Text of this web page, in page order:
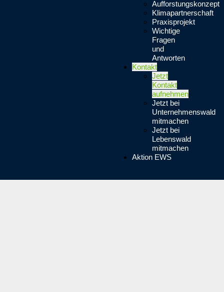
Aufforstungskonzept
Klimapartnerschaft
Praxisprojekt
Wichtige
Fragen
und
Antworten
Kontakt
Jetzt
Kontakt
aufnehmen
Jetzt bei
Unternehmenswald
mitmachen
Jetzt bei
Lebenswald
mitmachen
Aktion EWS